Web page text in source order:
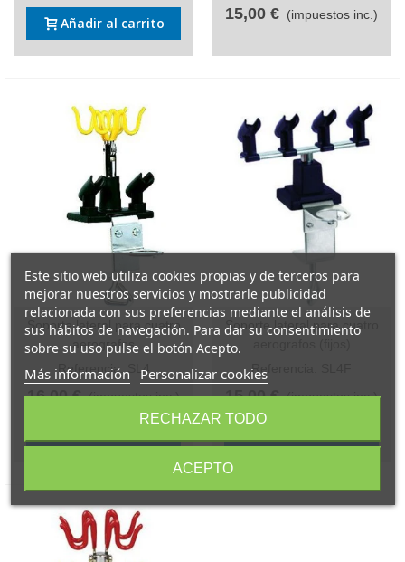
Añadir al carrito
15,00 € (impuestos inc.)
Soporte lateral para cuatro
aerografos
Referencia: SL4
16,00 € (impuestos inc.)
Añadir al carrito
Soporte lateral para cuatro
Referencia: SL4F
15,00 € (impuestos inc.)
Añadir al carrito
Este sitio web utiliza cookies propias y de terceros para
mejorar nuestros servicios y mostrarle publicidad
relacionada con sus preferencias mediante el análisis de
sus hábitos de navegación. Para dar su consentimiento
sobre su uso pulse el botón Acepto.
Más información Personalizar cookies
RECHAZAR TODO
ACEPTO